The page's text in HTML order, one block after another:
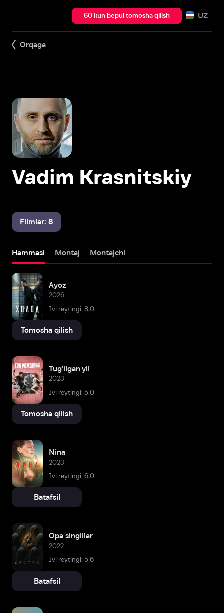
60 kun bepul tomosha qilish UZ
Orqaga
Vadim Krasnitskiy
Filmlar: 8
Hammasi Montaj Montajchi
Ayoz
2026
Ivi reytingi: 8,0
Tomosha qilish
Tug'ilgan yil
2023
Ivi reytingi: 5,0
Tomosha qilish
Nina
2023
Ivi reytingi: 6,0
Batafsil
Opa singillar
2022
Ivi reytingi: 5,6
Batafsil